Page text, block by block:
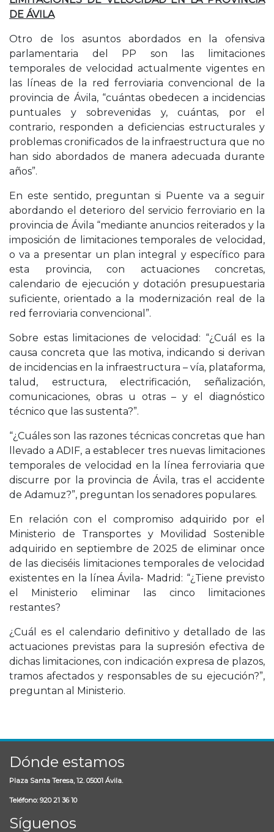
DE ÁVILA
Otro de los asuntos abordados en la ofensiva
parlamentaria del PP son las limitaciones
temporales de velocidad actualmente vigentes en
las líneas de la red ferroviaria convencional de la
provincia de Ávila, “cuántas obedecen a incidencias
puntuales y sobrevenidas y, cuántas, por el
contrario, responden a deficiencias estructurales y
problemas cronificados de la infraestructura que no
han sido abordados de manera adecuada durante
años”.
En este sentido, preguntan si Puente va a seguir
abordando el deterioro del servicio ferroviario en la
provincia de Ávila “mediante anuncios reiterados y la
imposición de limitaciones temporales de velocidad,
o va a presentar un plan integral y específico para
esta provincia, con actuaciones concretas,
calendario de ejecución y dotación presupuestaria
suficiente, orientado a la modernización real de la
red ferroviaria convencional”.
Sobre estas limitaciones de velocidad: “¿Cuál es la
causa concreta que las motiva, indicando si derivan
de incidencias en la infraestructura – vía, plataforma,
talud, estructura, electrificación, señalización,
comunicaciones, obras u otras – y el diagnóstico
técnico que las sustenta?”.
“¿Cuáles son las razones técnicas concretas que han
llevado a ADIF, a establecer tres nuevas limitaciones
temporales de velocidad en la línea ferroviaria que
discurre por la provincia de Ávila, tras el accidente
de Adamuz?”, preguntan los senadores populares.
En relación con el compromiso adquirido por el
Ministerio de Transportes y Movilidad Sostenible
adquirido en septiembre de 2025 de eliminar once
de las dieciséis limitaciones temporales de velocidad
existentes en la línea Ávila- Madrid: “¿Tiene previsto
el Ministerio eliminar las cinco limitaciones
restantes?
¿Cuál es el calendario definitivo y detallado de las
actuaciones previstas para la supresión efectiva de
dichas limitaciones, con indicación expresa de plazos,
tramos afectados y responsables de su ejecución?”,
preguntan al Ministerio.
Dónde estamos
Plaza Santa Teresa, 12. 05001 Ávila.
Teléfono: 920 21 36 10
Síguenos